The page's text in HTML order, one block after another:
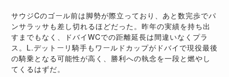
サウジCのゴール前は脚勢が際立っており、あと数完歩でパ
ンサラッサも差し切れるほどだった。昨年の実績を持ち出
すまでもなく、ドバイWCでの距離延長は間違いなくプラ
ス。L.デットーリ騎手もワールドカップがドバイで現役最後
の騎乗となる可能性が高く、勝利への執念を一段と燃やし
てくるはずだ。